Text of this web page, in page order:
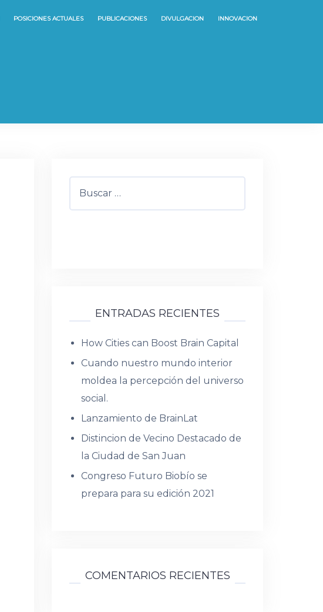
POSICIONES ACTUALES PUBLICACIONES DIVULGACION INNOVACION
ENTRADAS RECIENTES
How Cities can Boost Brain Capital
Cuando nuestro mundo interior
moldea la percepción del universo
social.
Lanzamiento de BrainLat
Distincion de Vecino Destacado de
la Ciudad de San Juan
Congreso Futuro Biobío se
prepara para su edición 2021
COMENTARIOS RECIENTES